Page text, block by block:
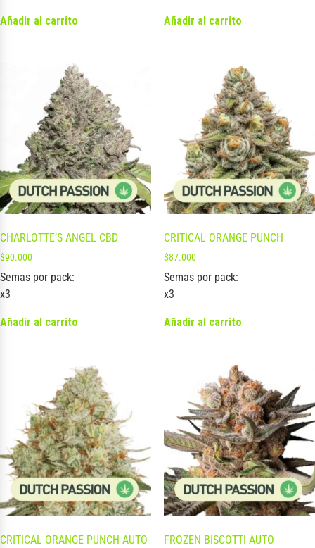
Añadir al carrito Añadir al carrito
CHARLOTTE’S ANGEL CBD
$90.000
Semas por pack:
x3
Añadir al carrito
CRITICAL ORANGE PUNCH
$87.000
Semas por pack:
x3
Añadir al carrito
CRITICAL ORANGE PUNCH AUTO FROZEN BISCOTTI AUTO